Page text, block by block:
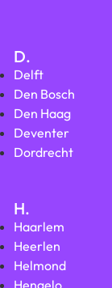
D.
Delft
Den Bosch
Den Haag
Deventer
Dordrecht
H.
Haarlem
Heerlen
Helmond